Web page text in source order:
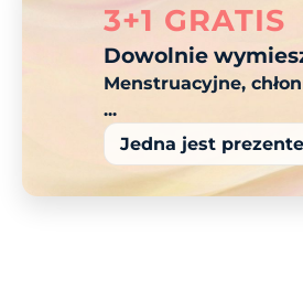
3+1 GRATIS
Dowolnie
Menstruacyjne,
...
Jedna jest